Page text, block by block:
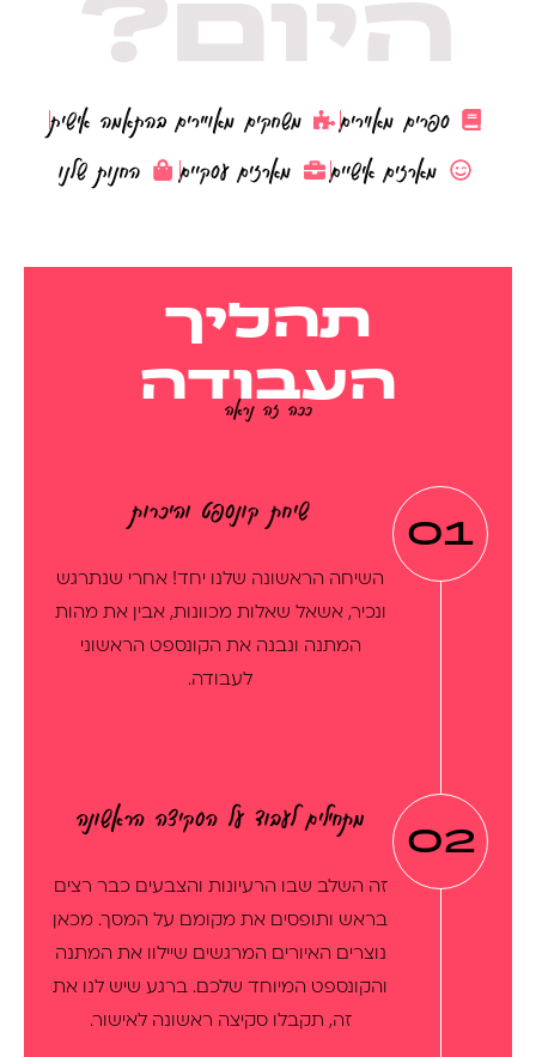
היום?
ספרים מאוירים
משחקים מאויירים בהתאמה אישית
מארזים אישיים
מארזים עסקיים החנות שלנו
תהליך
העבודה
ככה זה נראה
01
שיחת קונספט והיכרות
השיחה הראשונה שלנו יחד! אחרי שנתרגש
ונכיר, אשאל שאלות מכוונות, אבין את מהות
המתנה ונבנה את הקונספט הראשוני
לעבודה.
02
מתחילים לעבוד על הסקיצה הראשונה
זה השלב שבו הרעיונות והצבעים כבר רצים
בראש ותופסים את מקומם על המסך. מכאן
נוצרים האיורים המרגשים שיילוו את המתנה
והקונספט המיוחד שלכם. ברגע שיש לנו את
זה, תקבלו סקיצה ראשונה לאישור.